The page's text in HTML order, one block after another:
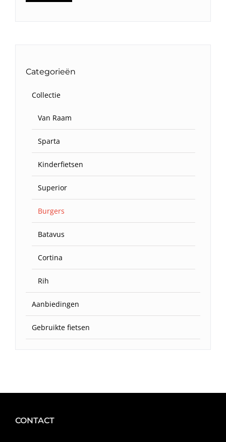
Categorieën
Collectie
Van Raam
Sparta
Kinderfietsen
Superior
Burgers
Batavus
Cortina
Rih
Aanbiedingen
Gebruikte fietsen
CONTACT